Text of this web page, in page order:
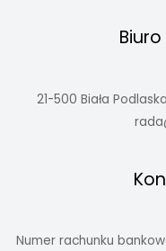
21-500 Biała
Numer rachunku